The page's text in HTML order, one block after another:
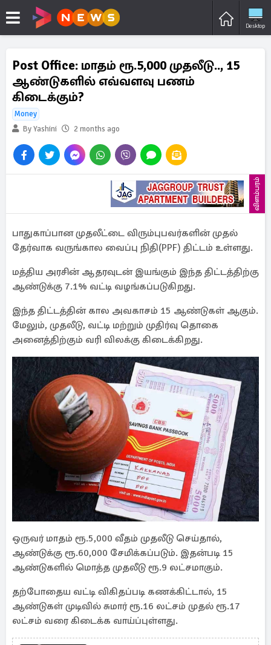
Desktop
Post Office: மாதம் ரூ.5,000 முதலீடு.., 15
ஆண்டுகளில் எவ்வளவு பணம்
கிடைக்கும்?
Money
By Yashini
2 months ago
விளம்பரம்
பாதுகாப்பான முதலீட்டை விரும்புபவர்களின் முதல்
தேர்வாக வருங்கால வைப்பு நிதி(PPF) திட்டம் உள்ளது.
மத்திய அரசின் ஆதரவுடன் இயங்கும் இந்த திட்டத்திற்கு
ஆண்டுக்கு 7.1% வட்டி வழங்கப்படுகிறது.
இந்த திட்டத்தின் கால அவகாசம் 15 ஆண்டுகள் ஆகும்.
மேலும், முதலீடு, வட்டி மற்றும் முதிர்வு தொகை
அனைத்திற்கும் வரி விலக்கு கிடைக்கிறது.
ஒருவர் மாதம் ரூ.5,000 வீதம் முதலீடு செய்தால்,
ஆண்டுக்கு ரூ.60,000 சேமிக்கப்படும். இதன்படி 15
ஆண்டுகளில் மொத்த முதலீடு ரூ.9 லட்சமாகும்.
தற்போதைய வட்டி விகிதப்படி கணக்கிட்டால், 15
ஆண்டுகள் முடிவில் சுமார் ரூ.16 லட்சம் முதல் ரூ.17
லட்சம் வரை கிடைக்க வாய்ப்புள்ளது.